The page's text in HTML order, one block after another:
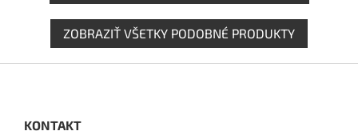
hviezdičiek.
ZOBRAZIŤ VŠETKY PODOBNÉ PRODUKTY
KONTAKT